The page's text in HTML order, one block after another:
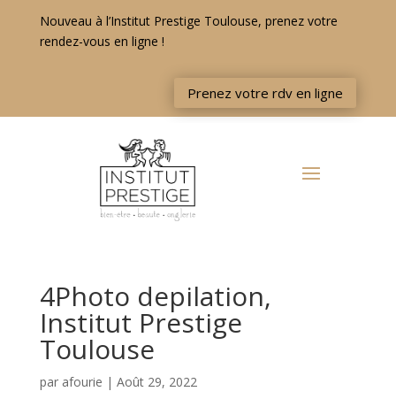
Nouveau à l’Institut Prestige Toulouse, prenez votre
rendez-vous en ligne !
Prenez votre rdv en ligne
4Photo depilation,
Institut Prestige
Toulouse
par afourie | Août 29, 2022